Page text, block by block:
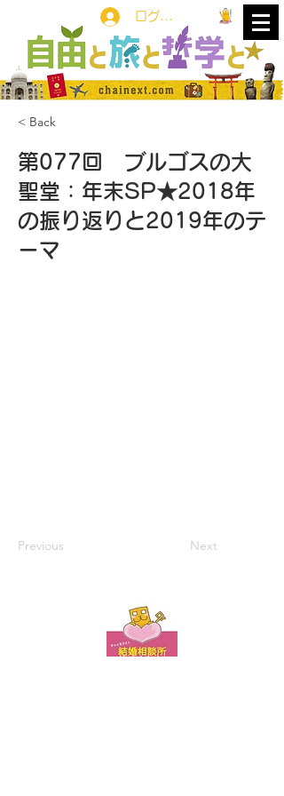
ログイン
< Back
第077回 ブルゴスの大
聖堂：年末SP★2018年
の振り返りと2019年のテ
ーマ
Previous Next